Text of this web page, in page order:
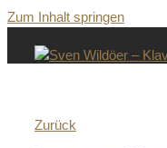
Zum Inhalt springen
Zurück